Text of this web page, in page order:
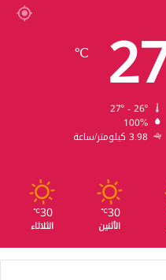
℃
100%
3.98 كيلومتر/ساعة
30
℃
الأثنين
30
℃
الثلاثاء